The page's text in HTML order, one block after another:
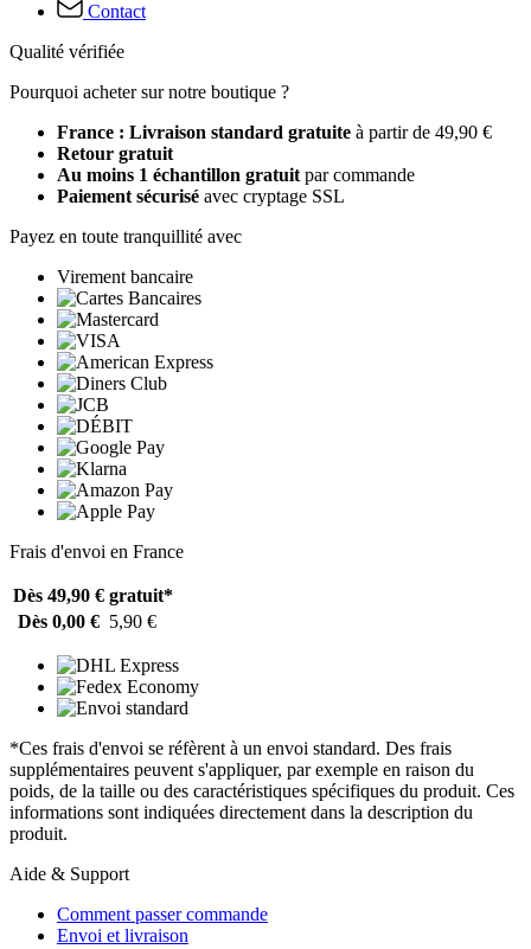
Contact
Qualité vérifiée
Pourquoi acheter sur notre boutique ?
France : Livraison standard gratuite à partir de 49,90 €
Retour gratuit
Au moins 1 échantillon gratuit par commande
Paiement sécurisé avec cryptage SSL
Payez en toute tranquillité avec
Virement bancaire
Frais d'envoi en France
Dès 49,90 € gratuit*
Dès 0,00 € 5,90 €
*Ces frais d'envoi se réfèrent à un envoi standard. Des frais
supplémentaires peuvent s'appliquer, par exemple en raison du
poids, de la taille ou des caractéristiques spécifiques du produit. Ces
informations sont indiquées directement dans la description du
produit.
Aide & Support
Comment passer commande
Envoi et livraison